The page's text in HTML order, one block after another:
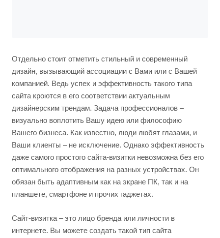
Отдельно стоит отметить стильный и современный
дизайн, вызывающий ассоциации с Вами или с Вашей
компанией. Ведь успех и эффективность такого типа
сайта кроются в его соответствии актуальным
дизайнерским трендам. Задача профессионалов –
визуально воплотить Вашу идею или философию
Вашего бизнеса. Как известно, люди любят глазами, и
Ваши клиенты – не исключение. Однако эффективность
даже самого простого сайта-визитки невозможна без его
оптимального отображения на разных устройствах. Он
обязан быть адаптивным как на экране ПК, так и на
планшете, смартфоне и прочих гаджетах.
Сайт-визитка – это лицо бренда или личности в
интернете. Вы можете создать такой тип сайта